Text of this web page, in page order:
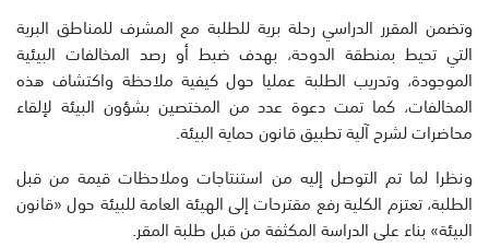
وتضمن المقرر الدراسي رحلة برية للطلبة مع المشرف للمناطق البرية
التي تحيط بمنطقة الدوحة، بهدف ضبط أو رصد المخالفات البيئية
الموجودة، وتدريب الطلبة عمليا حول كيفية ملاحظة واكتشاف هذه
المخالفات، كما تمت دعوة عدد من المختصين بشؤون البيئة لإلقاء
محاضرات لشرح آلية تطبيق قانون حماية البيئة.
ونظرا لما تم التوصل إليه من استنتاجات وملاحظات قيمة من قبل
الطلبة، تعتزم الكلية رفع مقترحات إلى الهيئة العامة للبيئة حول «قانون
البيئة» بناء على الدراسة المكثفة من قبل طلبة المقر.